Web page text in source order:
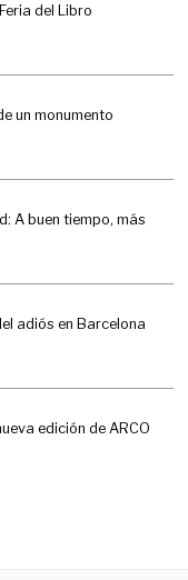
del Libro
un monumento
A buen tiempo, más
adiós en Barcelona
edición de ARCO